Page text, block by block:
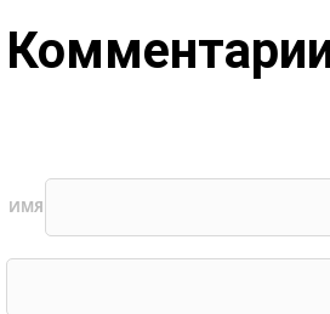
ИМЯ